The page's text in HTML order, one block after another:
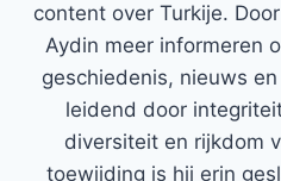
content over Turkije.
Aydin meer informeren
geschiedenis, nieuws
leidend door
diversiteit en rijkdom
toewijding is hij erin